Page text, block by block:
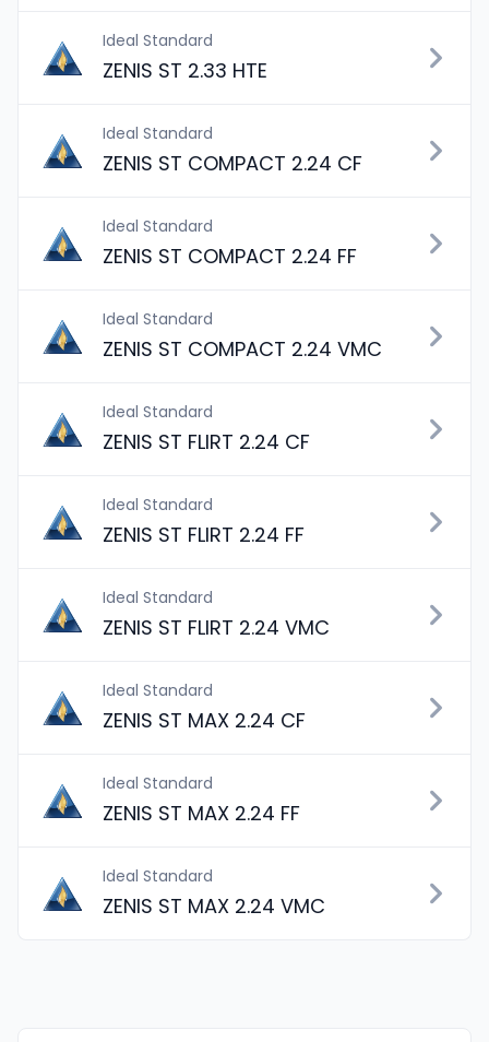
Ideal Standard
ZENIS ST 2.33 HTE
Ideal Standard
ZENIS ST COMPACT 2.24 CF
Ideal Standard
ZENIS ST COMPACT 2.24 FF
Ideal Standard
ZENIS ST COMPACT 2.24 VMC
Ideal Standard
ZENIS ST FLIRT 2.24 CF
Ideal Standard
ZENIS ST FLIRT 2.24 FF
Ideal Standard
ZENIS ST FLIRT 2.24 VMC
Ideal Standard
ZENIS ST MAX 2.24 CF
Ideal Standard
ZENIS ST MAX 2.24 FF
Ideal Standard
ZENIS ST MAX 2.24 VMC